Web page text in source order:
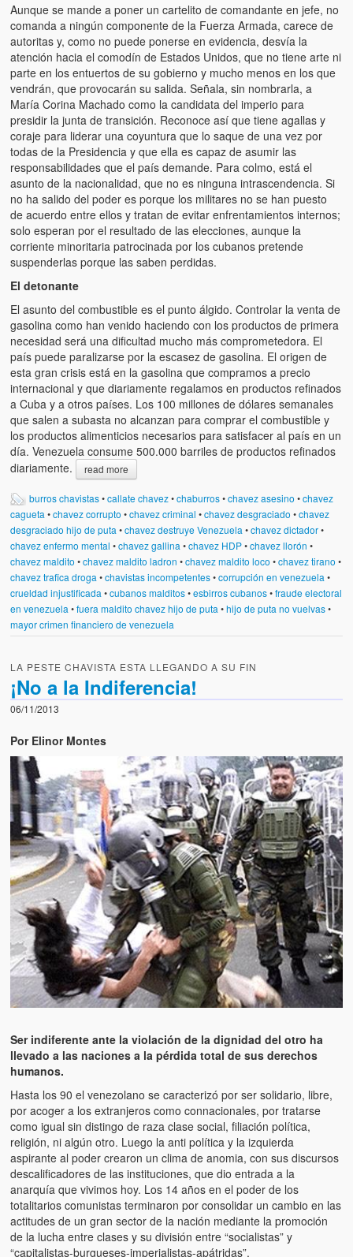
Aunque se mande a poner un cartelito de comandante en jefe, no
comanda a ningún componente de la Fuerza Armada, carece de
autoritas y, como no puede ponerse en evidencia, desvía la
atención hacia el comodín de Estados Unidos, que no tiene arte ni
parte en los entuertos de su gobierno y mucho menos en los que
vendrán, que provocarán su salida. Señala, sin nombrarla, a
María Corina Machado como la candidata del imperio para
presidir la junta de transición. Reconoce así que tiene agallas y
coraje para liderar una coyuntura que lo saque de una vez por
todas de la Presidencia y que ella es capaz de asumir las
responsabilidades que el país demande. Para colmo, está el
asunto de la nacionalidad, que no es ninguna intrascendencia. Si
no ha salido del poder es porque los militares no se han puesto
de acuerdo entre ellos y tratan de evitar enfrentamientos internos;
solo esperan por el resultado de las elecciones, aunque la
corriente minoritaria patrocinada por los cubanos pretende
suspenderlas porque las saben perdidas.
El detonante
El asunto del combustible es el punto álgido. Controlar la venta de
gasolina como han venido haciendo con los productos de primera
necesidad será una dificultad mucho más comprometedora. El
país puede paralizarse por la escasez de gasolina. El origen de
esta gran crisis está en la gasolina que compramos a precio
internacional y que diariamente regalamos en productos refinados
a Cuba y a otros países. Los 100 millones de dólares semanales
que salen a subasta no alcanzan para comprar el combustible y
los productos alimenticios necesarios para satisfacer al país en un
día. Venezuela consume 500.000 barriles de productos refinados
diariamente.
read more
burros chavistas•callate chavez•chaburros•chavez asesino •chavez
cagueta •chavez corrupto •chavez criminal •chavez desgraciado •chavez
desgraciado hijo de puta •chavez destruye Venezuela •chavez dictador•
chavez enfermo mental •chavez gallina •chavez HDP•chavez llorón •
chavez maldito •chavez maldito ladron •chavez maldito loco •chavez tirano •
chavez trafica droga •chavistas incompetentes•corrupción en venezuela •
crueldad injustificada •cubanos malditos•esbirros cubanos•fraude electoral
en venezuela •fuera maldito chavez hijo de puta •hijo de puta no vuelvas•
mayor crimen financiero de venezuela
LA PESTE CHAVISTA ESTA LLEGANDO A SU FIN
¡No a la Indiferencia!
06/11/2013
Por Elinor Montes
Ser indiferente ante la violación de la dignidad del otro ha
llevado a las naciones a la pérdida total de sus derechos
humanos.
Hasta los 90 el venezolano se caracterizó por ser solidario, libre,
por acoger a los extranjeros como connacionales, por tratarse
como igual sin distingo de raza clase social, filiación política,
religión, ni algún otro. Luego la anti política y la izquierda
aspirante al poder crearon un clima de anomia, con sus discursos
descalificadores de las instituciones, que dio entrada a la
anarquía que vivimos hoy. Los 14 años en el poder de los
totalitarios comunistas terminaron por consolidar un cambio en las
actitudes de un gran sector de la nación mediante la promoción
de la lucha entre clases y su división entre “socialistas” y
“capitalistas-burgueses-imperialistas-apátridas”.